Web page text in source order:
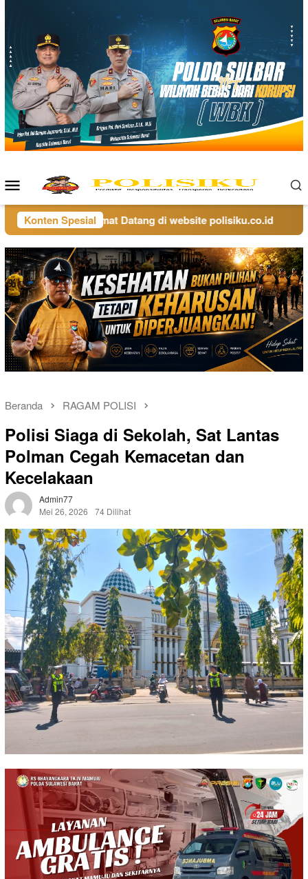
Menu
Mobile
Konten SpesialSelamat Datang di website polisiku.co.id
Beranda RAGAM POLISI
Polisi Siaga di Sekolah, Sat Lantas
Polman Cegah Kemacetan dan
Kecelakaan
Admin77
Mei 26, 2026
74 Dilihat